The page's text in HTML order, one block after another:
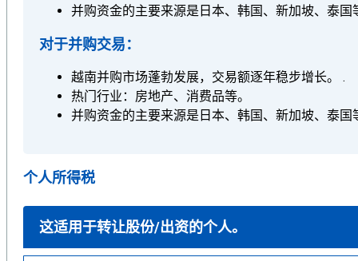
并购资金的主要来源是日本、韩国、新加坡、泰
对于并购交易：
越南并购市场蓬勃发展，交易额逐年稳步增长。 .
热门行业：房地产、消费品等。
并购资金的主要来源是日本、韩国、新加坡、泰
个人所得税
这适用于转让股份/出资的个人。